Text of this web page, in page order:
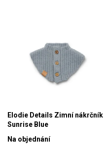
Elodie Details Zimní nákrčník
Sunrise Blue
Na objednání